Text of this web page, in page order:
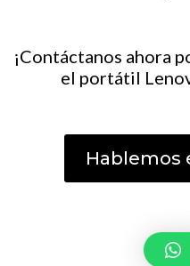
¡Contáctanos ahora
el portátil
Hablemos